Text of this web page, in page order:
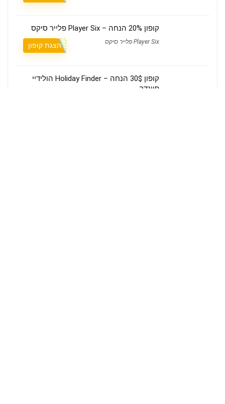
קופון 20% הנחה – Player Six פלייר סיקס
Player Six פלייר סיקס הצגת קופון
קופון 30$ הנחה – Holiday Finder הולידיי
פיינדר